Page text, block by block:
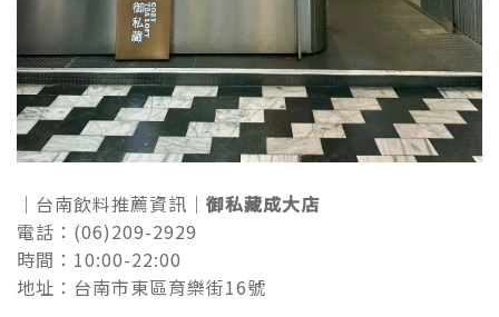
｜台南飲料推薦資訊｜ 御私藏成大店
電話：(06)209-2929
時間：10:00-22:00
地址：台南市東區育樂街16號